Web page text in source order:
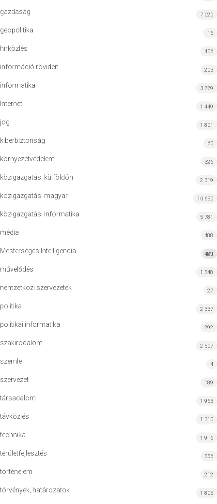
gazdaság 7 020
geopolitika 16
hírközlés 406
információ röviden 203
informatika 3 779
Internet 1 449
jog 1 801
kiberbiztonság 60
környezetvédelem 326
közigazgatás: külföldön 2 319
közigazgatás: magyar 10 650
közigazgatási informatika 5 781
média 488
Mesterséges Intelligencia MI
420
művelődés 1 548
nemzetközi szervezetek 27
politika 2 337
politikai informatika 292
szakirodalom 2 507
szemle 4
szervezet 189
társadalom 1 963
távközlés 1 310
technika 1 916
területfejlesztés 556
történelem 212
törvények, határozatok 1 805